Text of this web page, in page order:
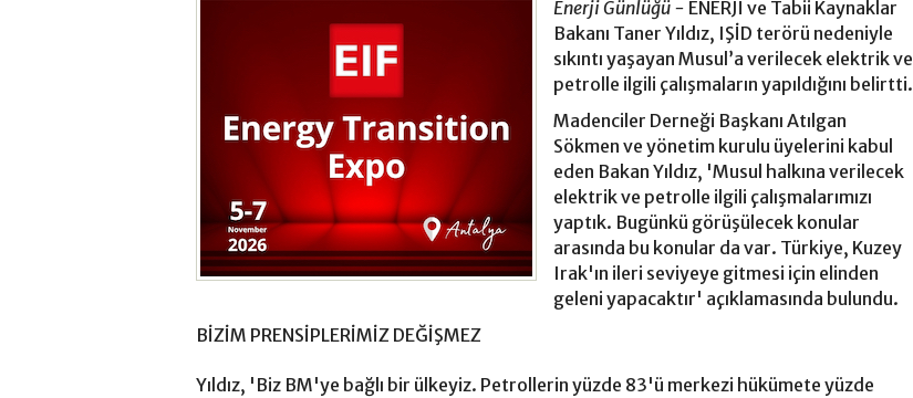
Enerji Günlüğü - ENERJİ ve Tabii Kaynaklar
Bakanı Taner Yıldız, IŞİD terörü nedeniyle
sıkıntı yaşayan Musul’a verilecek elektrik ve
petrolle ilgili çalışmaların yapıldığını belirtti.
Madenciler Derneği Başkanı Atılgan
Sökmen ve yönetim kurulu üyelerini kabul
eden Bakan Yıldız, 'Musul halkına verilecek
elektrik ve petrolle ilgili çalışmalarımızı
yaptık. Bugünkü görüşülecek konular
arasında bu konular da var. Türkiye, Kuzey
Irak'ın ileri seviyeye gitmesi için elinden
geleni yapacaktır' açıklamasında bulundu.
BİZİM PRENSİPLERİMİZ DEĞİŞMEZ
Yıldız, 'Biz BM'ye bağlı bir ülkeyiz. Petrollerin yüzde 83'ü merkezi hükümete yüzde